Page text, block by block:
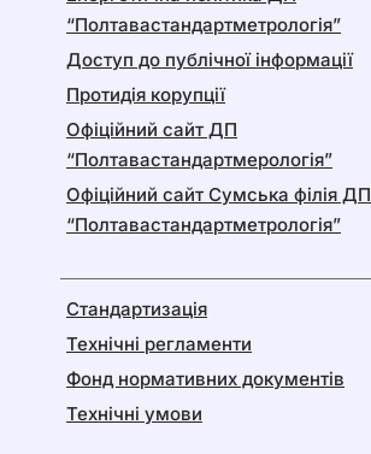
“Полтавастандартметрологія”
Доступ до публічної інформації
Протидія корупції
Офіційний сайт ДП
“Полтавастандартмерологія”
Офіційний сайт Сумська філія ДП
“Полтавастандартметрологія”
Стандартизація
Технічні регламенти
Фонд нормативних документів
Технічні умови